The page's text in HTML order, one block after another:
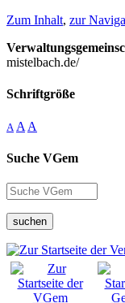
Zum Inhalt, zur
mistelbach.de/
Schriftgröße
A A A
Suche VGem
suchen